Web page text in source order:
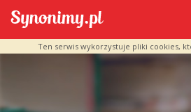
Ten serwis wykorzystuje pliki cookies,